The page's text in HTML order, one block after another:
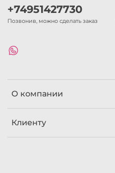
О компании
Клиенту
+74951427730
Позвонив, можно сделать заказ